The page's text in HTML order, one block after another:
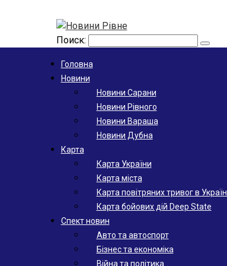
Поиск:
Головна
Новини
Новини Сарани
Новини Рівного
Новини Вараша
Новини Дубна
Карта
Карта України
Карта міста
Карта повітряних тривог в
Карта бойових дій Deep State
Спект новин
Авто та автоспорт
Бізнес та економіка
Війна та політика